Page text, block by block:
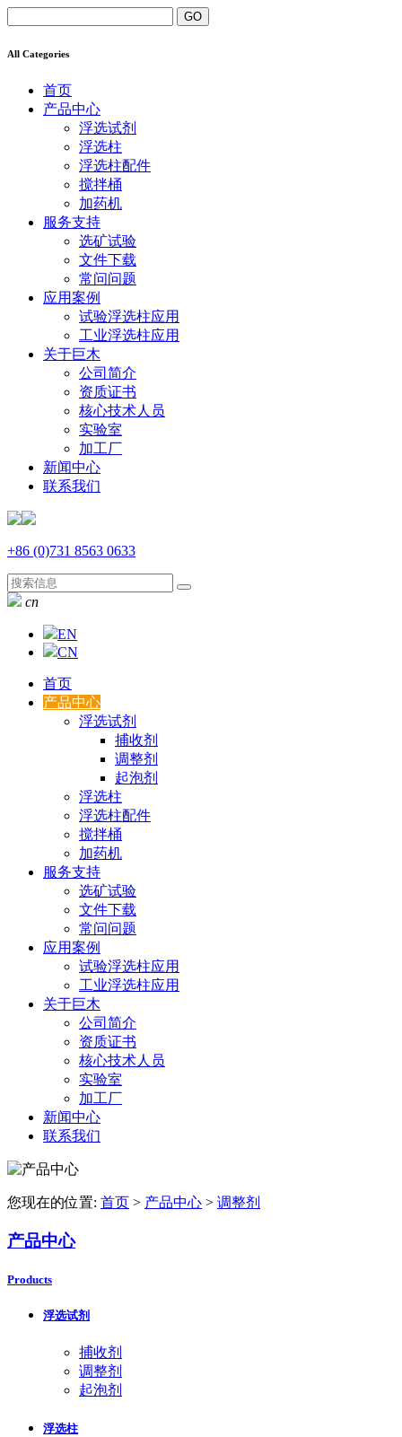
All Categories
首页
产品中心
浮选试剂
浮选柱
浮选柱配件
搅拌桶
加药机
服务支持
选矿试验
文件下载
常问问题
应用案例
试验浮选柱应用
工业浮选柱应用
关于巨木
公司简介
资质证书
核心技术人员
实验室
加工厂
新闻中心
联系我们
+86 (0)731 8563 0633
cn
EN
CN
首页
产品中心
浮选试剂
捕收剂
调整剂
起泡剂
浮选柱
浮选柱配件
搅拌桶
加药机
服务支持
选矿试验
文件下载
常问问题
应用案例
试验浮选柱应用
工业浮选柱应用
关于巨木
公司简介
资质证书
核心技术人员
实验室
加工厂
新闻中心
联系我们
您现在的位置: 首页 > 产品中心 > 调整剂
产品中心
Products
浮选试剂
捕收剂
调整剂
起泡剂
浮选柱